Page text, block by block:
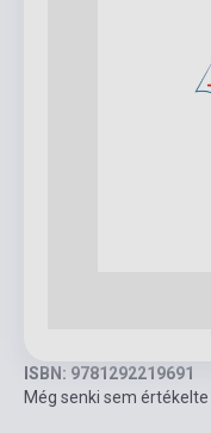
ISBN: 9781292219691
Még senki sem